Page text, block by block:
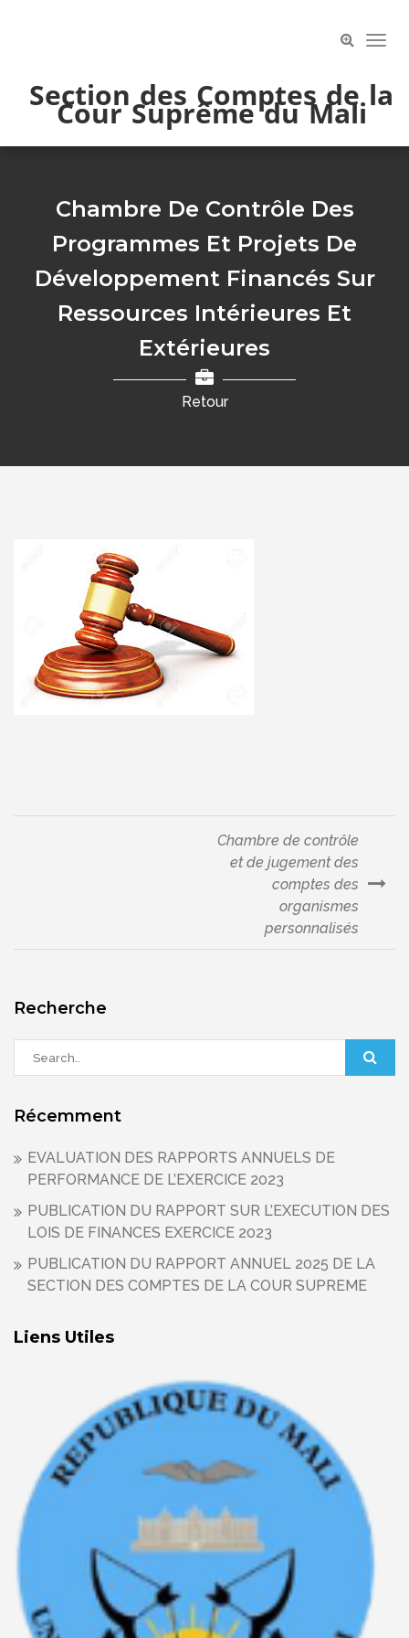
Section des Comptes de la
Cour Suprême du Mali
Chambre De Contrôle Des
Programmes Et Projets De
Développement Financés Sur
Ressources Intérieures Et
Extérieures
Retour
Chambre de contrôle
et de jugement des
comptes des
organismes
personnalisés
Recherche
Récemment
EVALUATION DES RAPPORTS ANNUELS DE
PERFORMANCE DE L’EXERCICE 2023
PUBLICATION DU RAPPORT SUR L’EXECUTION DES
LOIS DE FINANCES EXERCICE 2023
PUBLICATION DU RAPPORT ANNUEL 2025 DE LA
SECTION DES COMPTES DE LA COUR SUPREME
Liens Utiles